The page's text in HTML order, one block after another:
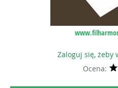
Zaloguj się, żeby
Ocena: